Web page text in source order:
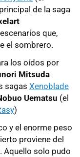
de la saga
que,
el sombrero.
los oídos por
Mitsuda
sagas Xenoblade
Uematsu (el
)
y el enorme peso
proviene del
Aquello solo pudo